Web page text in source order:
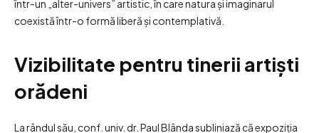
într-un „alter-univers” artistic, în care natura și imaginarul
coexistă într-o formă liberă și contemplativă.
Vizibilitate pentru tinerii artiști
orădeni
La rândul său, conf. univ. dr. Paul Blânda subliniază că expoziția